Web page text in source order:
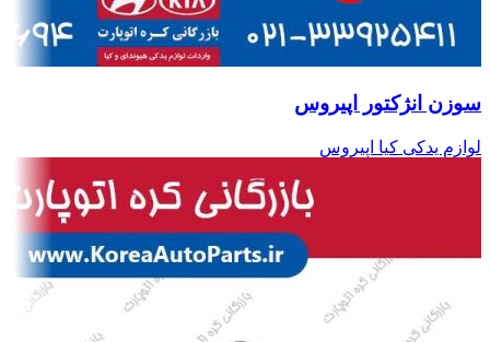
سوزن انژکتور اپیروس
لوازم یدکی کیا اپیروس